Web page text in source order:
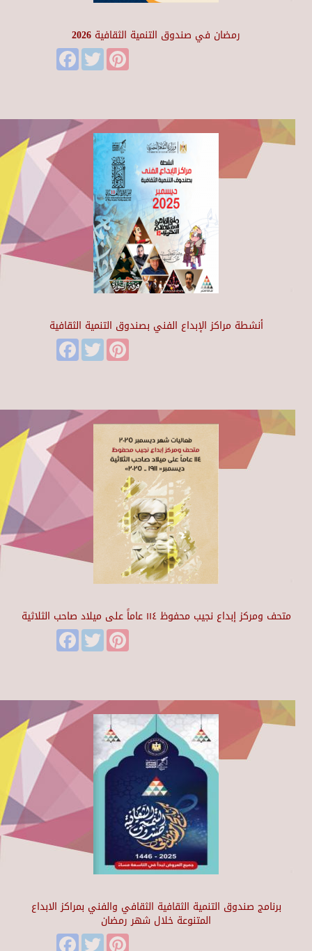
رمضان في صندوق التنمية الثقافية 2026
FacebookTwitter
أنشطة مراكز الإبداع الفني بصندوق التنمية الثقافية
FacebookTwitter
متحف ومركز إبداع نجيب محفوظ ١١٤ عاماً على ميلاد صاحب الثلاثية
FacebookTwitter
برنامج صندوق التنمية الثقافية الثقافي والفني بمراكز الابداع
المتنوعة خلال شهر رمضان
FacebookTwitter